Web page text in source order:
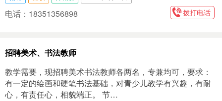
电话：18351356898 拨打电话
招聘美术、书法教师
教学需要，现招聘美术书法教师各两名，专兼均可，要求：
有一定的绘画和硬笔书法基础，对青少儿教学有兴趣，有耐
心，有责任心，相貌端正。 节…